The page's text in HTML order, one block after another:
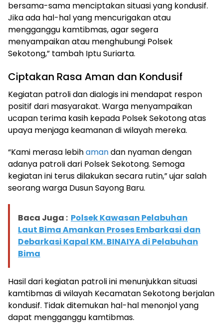
bersama-sama menciptakan situasi yang kondusif.
Jika ada hal-hal yang mencurigakan atau
mengganggu kamtibmas, agar segera
menyampaikan atau menghubungi Polsek
Sekotong,” tambah Iptu Suriarta.
Ciptakan Rasa Aman dan Kondusif
Kegiatan patroli dan dialogis ini mendapat respon
positif dari masyarakat. Warga menyampaikan
ucapan terima kasih kepada Polsek Sekotong atas
upaya menjaga keamanan di wilayah mereka.
“Kami merasa lebihamandan nyaman dengan
adanya patroli dari Polsek Sekotong. Semoga
kegiatan ini terus dilakukan secara rutin,” ujar salah
seorang warga Dusun Sayong Baru.
Baca Juga : Polsek Kawasan Pelabuhan
Laut Bima Amankan Proses Embarkasi dan
Debarkasi Kapal KM. BINAIYA di Pelabuhan
Bima
Hasil dari kegiatan patroli ini menunjukkan situasi
kamtibmas di wilayah Kecamatan Sekotong berjalan
kondusif. Tidak ditemukan hal-hal menonjol yang
dapat mengganggu kamtibmas.